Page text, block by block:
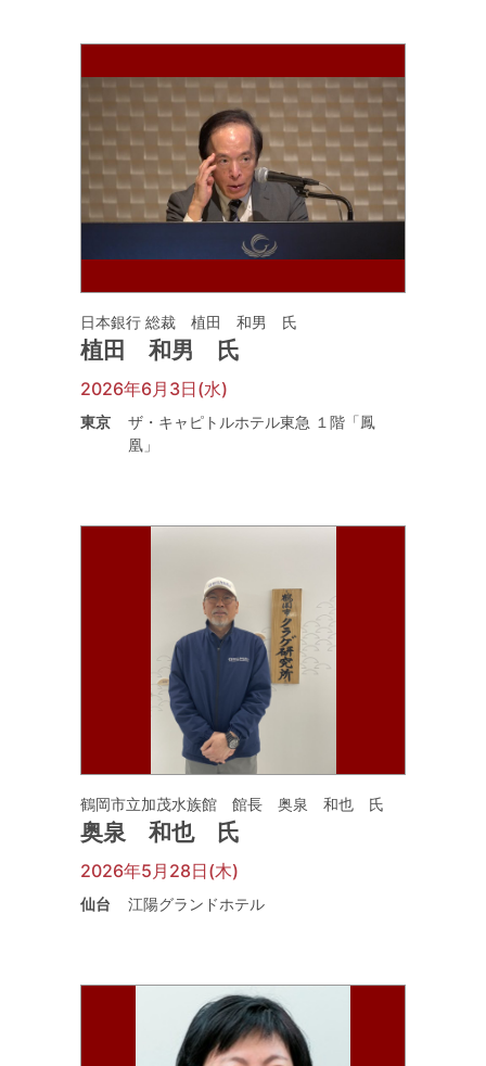
日本銀行 総裁 植田 和男 氏
植田 和男 氏
2026年6月3日(水)
東京
ザ・キャピトルホテル東急 １階「鳳
凰」
鶴岡市立加茂水族館 館長 奥泉 和也 氏
奥泉 和也 氏
2026年5月28日(木)
仙台 江陽グランドホテル